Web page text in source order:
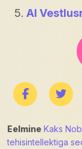
AI
Eelmine Kaks
tehisintellektiga